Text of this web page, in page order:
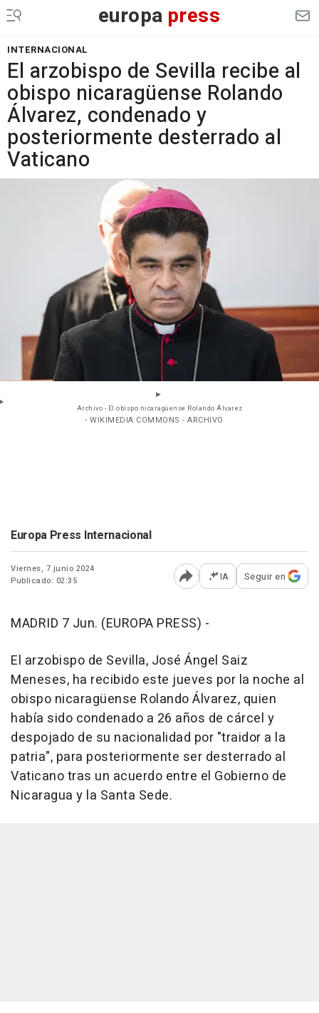
europa press
INTERNACIONAL
El arzobispo de Sevilla recibe al
obispo nicaragüense Rolando
Álvarez, condenado y
posteriormente desterrado al
Vaticano
Archivo - El obispo nicaragüense Rolando Álvarez
- WIKIMEDIA COMMONS - ARCHIVO
Europa Press Internacional
Viernes, 7 junio 2024
Publicado: 02:35
Abrir opciones para
IA Seguir en
MADRID 7 Jun. (EUROPA PRESS) -
El arzobispo de Sevilla, José Ángel Saiz
Meneses, ha recibido este jueves por la noche al
obispo nicaragüense Rolando Álvarez, quien
había sido condenado a 26 años de cárcel y
despojado de su nacionalidad por "traidor a la
patria", para posteriormente ser desterrado al
Vaticano tras un acuerdo entre el Gobierno de
Nicaragua y la Santa Sede.